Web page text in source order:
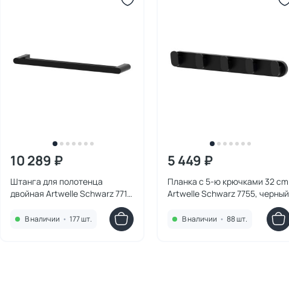
10 289 ₽
Штанга для полотенца
двойная Artwelle Schwarz 7711
В наличии • 177 шт.
5 449 ₽
Планка с 5-ю крючками 32 cm
Artwelle Schwarz 7755, черный
В наличии • 88 шт.